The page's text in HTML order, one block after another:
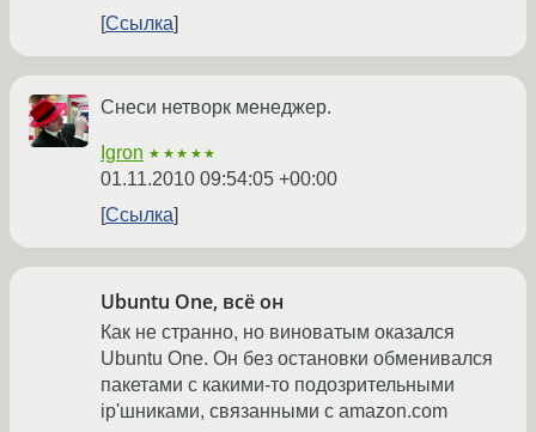
Ссылка
Снеси нетворк менеджер.
Igron ★★★★★
01.11.2010 09:54:05 +00:00
Ссылка
Ubuntu One, всё он
Как не странно, но виноватым оказался
Ubuntu One. Он без остановки обменивался
пакетами с какими-то подозрительными
ip'шниками, связанными с amazon.com